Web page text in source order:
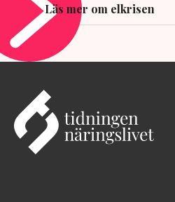
Läs mer om elkrisen